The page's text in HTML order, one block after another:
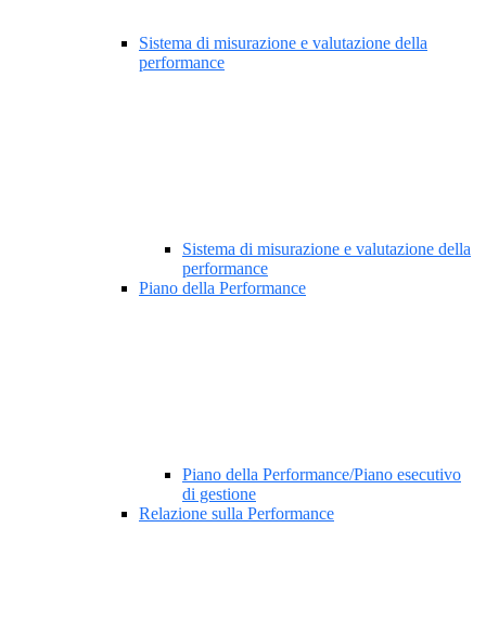
Sistema di misurazione e valutazione della
performance
Sistema di misurazione e valutazione della
performance
Piano della Performance
Piano della Performance/Piano esecutivo
di gestione
Relazione sulla Performance